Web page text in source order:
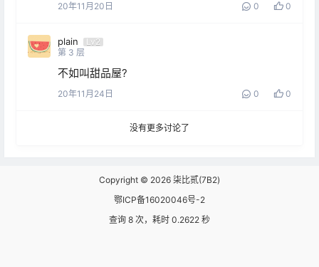
20年11月20日 0 0
plain
Lv2
第 3 层
不如叫甜品屋?
20年11月24日 0 0
没有更多讨论了
Copyright © 2026 柒比贰(7B2)
鄂ICP备16020046号-2
查询 8 次，耗时 0.2622 秒